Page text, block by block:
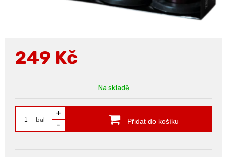
249 Kč
Na skladě
bal
+
-
Přidat do košíku